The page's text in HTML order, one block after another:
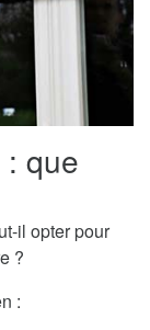
: que
il opter pour
?
: